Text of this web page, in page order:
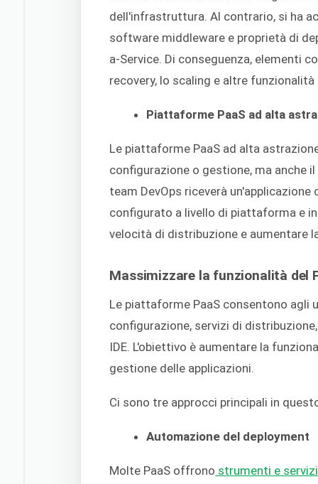
dell'infrastruttura. Al contrario, si ha
software middleware e proprietà di
a-Service. Di conseguenza, elementi
recovery, lo scaling e altre
Piattaforme PaaS ad alta
Le piattaforme PaaS ad alta
configurazione o gestione, ma anche
team DevOps riceverà
configurato a livello di piattaforma e
velocità di distribuzione e aumentare
Massimizzare la funzionalità del
Le piattaforme PaaS consentono agli
configurazione, servizi di
IDE. L'obiettivo è aumentare la
gestione delle applicazioni.
Ci sono tre approcci principali in
Automazione del deployment
Molte PaaS offrono strumenti e